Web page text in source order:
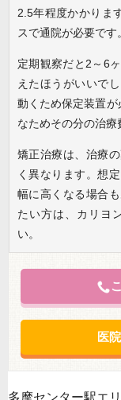
2.5年程度かかりま
スで通院が必要です。
定期観察だと2～6
えたほうがいいで
動くため保定装置
なためその分の治療
矯正治療は、治療
く異なります。想
幅に高くなる場合
たい方は、カリヨ
い。
医
多摩センター駅エ